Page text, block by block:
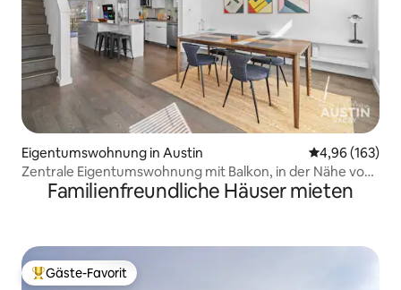
Eigentumswohnung in Austin
4,96 (163)
Zentrale Eigentumswohnung mit Balkon, in der Nähe von
DT und Essen
Familienfreundliche Häuser mieten
Beliebter Gäste-Favorit.
Gäste-Favorit